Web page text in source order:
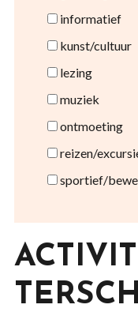
informatief
kunst/cultuur
lezing
muziek
ontmoeting
reizen/
sportief/